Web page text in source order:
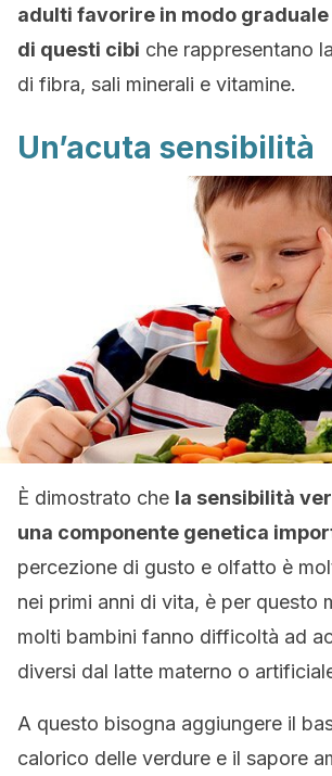
adulti favorire in modo graduale
di questi cibi che rappresentano
di fibra, sali minerali e vitamine.
Un’acuta sensibilità
È dimostrato che la sensibilità
una componente genetica
percezione di gusto e olfatto è
nei primi anni di vita, è per questo
molti bambini fanno difficoltà ad
diversi dal latte materno o
A questo bisogna aggiungere il
calorico delle verdure e il sapore